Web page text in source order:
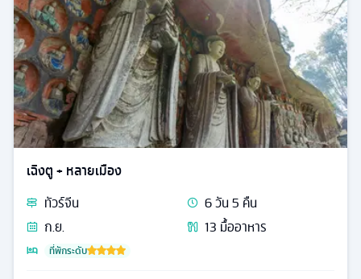
เฉิงตู + หลายเมือง
ทัวร์จีน 6วัน5 คืน
ก.ย.
13 มื้ออาหาร
ที่พักระดับ